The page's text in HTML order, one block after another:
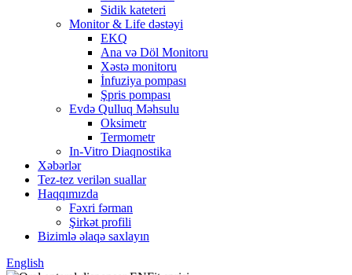
Sidik kateteri
Monitor & Life dəstəyi
EKQ
Ana və Döl Monitoru
Xəstə monitoru
İnfuziya pompası
Şpris pompası
Evdə Qulluq Məhsulu
Oksimetr
Termometr
In-Vitro Diaqnostika
Xəbərlər
Tez-tez verilən suallar
Haqqımızda
Fəxri fərman
Şirkət profili
Bizimlə əlaqə saxlayın
English